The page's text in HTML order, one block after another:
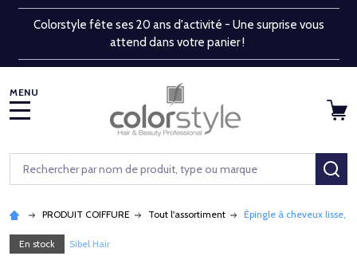
Colorstyle fête ses 20 ans d'activité - Une surprise vous
attend dans votre panier !
Rechercher
PRODUIT COIFFURE Tout l'assortiment Épingle à cheveux lisse,
En stock Sibel Hair